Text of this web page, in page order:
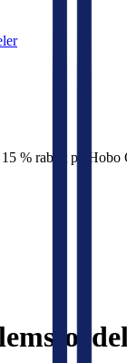
% rabatt på Hobo